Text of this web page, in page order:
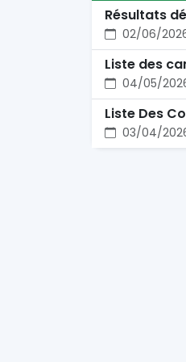
Résultats
02/06/
Liste des
04/05/
Liste Des
03/04/